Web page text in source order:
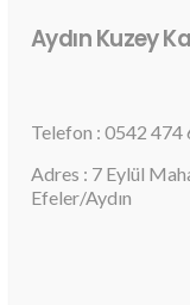
Aydın Kuzey
Telefon : 0542 474
Adres : 7 Eylül
Efeler/Aydın